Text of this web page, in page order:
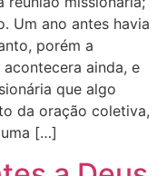
Um ano antes havia
porém a
ainda, e
que algo
da oração coletiva,
[…]